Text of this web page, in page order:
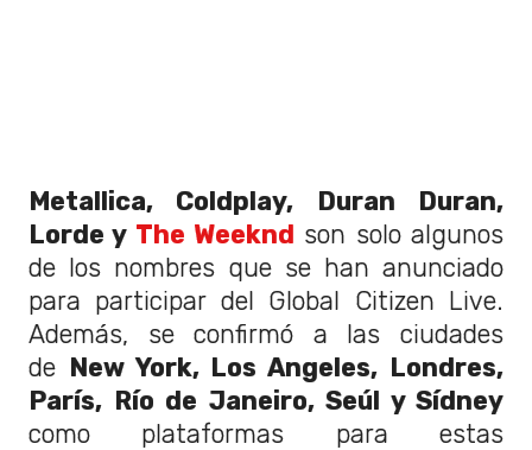
Metallica, Coldplay, Duran Duran,
Lorde y The Weeknd son solo algunos
de los nombres que se han anunciado
para participar del Global Citizen Live.
Además, se confirmó a las ciudades
de New York, Los Angeles, Londres,
París, Río de Janeiro, Seúl y Sídney
como plataformas para estas